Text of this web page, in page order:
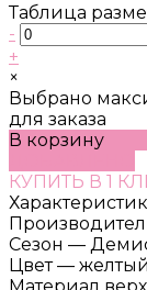
Таблица
-
+
×
Выбрано
для заказа
В корзину
КУПИТЬ В 1
Сезон —
Цвет — желтый